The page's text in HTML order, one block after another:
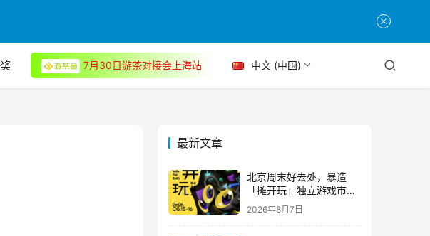
7月30日游茶对接会上海站 中文 (中国)
最新文章
北京周末好去处，暴造
「摊开玩」独立游戏市集
正式开票！
2026年8月7日